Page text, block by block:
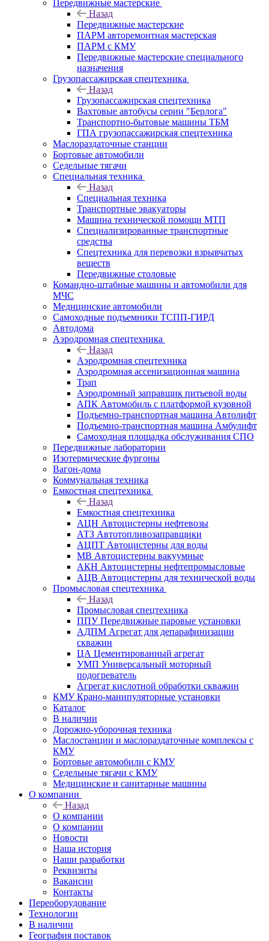
Передвижные мастерские
Назад
Передвижные мастерские
ПАРМ авторемонтная мастерская
ПАРМ с КМУ
Передвижные мастерские специального
назначения
Грузопассажирская спецтехника
Назад
Грузопассажирская спецтехника
Вахтовые автобусы серии "Берлога"
Транспортно-бытовые машины ТБМ
ГПА грузопассажирская спецтехника
Маслораздаточные станции
Бортовые автомобили
Седельные тягачи
Специальная техника
Назад
Специальная техника
Транспортные эвакуаторы
Машина технической помощи МТП
Специализированные транспортные
средства
Спецтехника для перевозки взрывчатых
веществ
Передвижные столовые
Командно-штабные машины и автомобили для
МЧС
Медицинские автомобили
Самоходные подъемники ТСПП-ГИРД
Автодома
Аэродромная спецтехника
Назад
Аэродромная спецтехника
Аэродромная ассенизационная машина
Трап
Аэродромный заправщик питьевой воды
АПК Автомобиль с платформой кузовной
Подъемно-транспортная машина Автолифт
Подъемно-транспортная машина Амбулифт
Самоходная площадка обслуживания СПО
Передвижные лаборатории
Изотермические фургоны
Вагон-дома
Коммунальная техника
Емкостная спецтехника
Назад
Емкостная спецтехника
АЦН Автоцистерны нефтевозы
АТЗ Автотопливозаправщики
АЦПТ Автоцистерны для воды
МВ Автоцистерны вакуумные
АКН Автоцистерны нефтепромысловые
АЦВ Автоцистерны для технической воды
Промысловая спецтехника
Назад
Промысловая спецтехника
ППУ Передвижные паровые установки
АДПМ Агрегат для депарафинизации
скважин
ЦА Цементированный агрегат
УМП Универсальный моторный
подогреватель
Агрегат кислотной обработки скважин
КМУ Крано-манипуляторные установки
Каталог
В наличии
Дорожно-уборочная техника
Маслостанции и маслораздаточные комплексы с
КМУ
Бортовые автомобили с КМУ
Седельные тягачи с КМУ
Медицинские и санитарные машины
О компании
Назад
О компании
О компании
Новости
Наша история
Наши разработки
Реквизиты
Вакансии
Контакты
Переоборудование
Технологии
В наличии
География поставок